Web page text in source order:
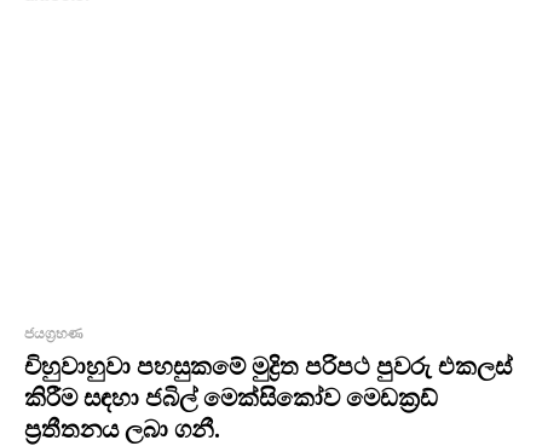
ජයග්‍රහණ
චිහුවාහුවා පහසුකමේ මුද්‍රිත පරිපථ පුවරු එකලස්
කිරීම සඳහා ජබිල් මෙක්සිකෝව මෙඩක්‍රඩ්
ප්‍රතීතනය ලබා ගනී.